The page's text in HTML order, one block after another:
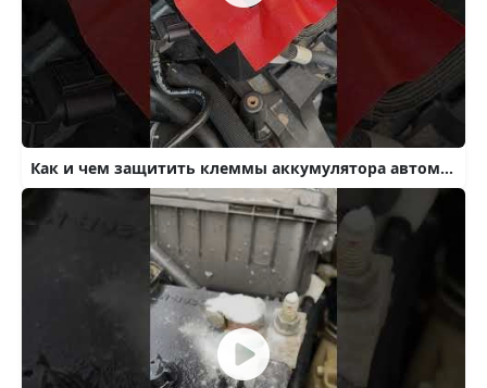
Как и чем защитить клеммы аккумулятора автомобиля